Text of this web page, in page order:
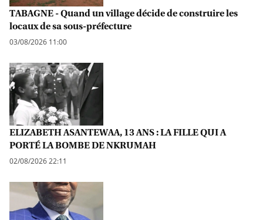
TABAGNE - Quand un village décide de construire les
locaux de sa sous-préfecture
03/08/2026 11:00
ELIZABETH ASANTEWAA, 13 ANS : LA FILLE QUI A
PORTÉ LA BOMBE DE NKRUMAH
02/08/2026 22:11